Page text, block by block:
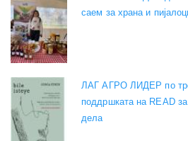
саем за храна и
ЛАГ АГРО ЛИДЕР по
поддршката на READ
дела